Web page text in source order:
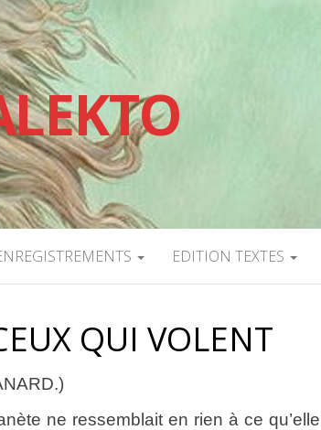
EDITION TEXTES
QUI VOLENT
ne ressemblait en rien à ce qu’elle